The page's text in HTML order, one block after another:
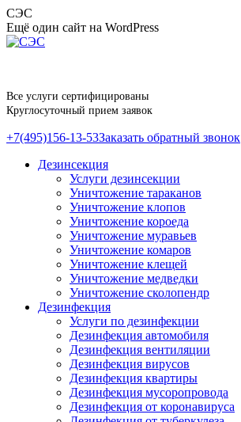
Перейти
к
содержанию
СЭС
Ещё один сайт на WordPress
Все услуги сертифицированы
Круглосуточный прием заявок
+7(495)156-13-53Заказать обратный звонок
Дезинсекция
Услуги дезинсекции
Уничтожение тараканов
Уничтожение клопов
Уничтожение короеда
Уничтожение муравьев
Уничтожение комаров
Уничтожение клещей
Уничтожение медведки
Уничтожение сколопендр
Дезинфекция
Услуги по дезинфекции
Дезинфекция автомобиля
Дезинфекция вентиляции
Дезинфекция вирусов
Дезинфекция квартиры
Дезинфекция мусоропровода
Дезинфекция от коронавируса